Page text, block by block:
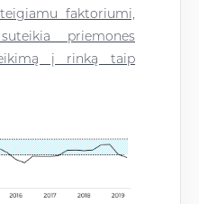
faktoriumi,
priemones
į rinką taip